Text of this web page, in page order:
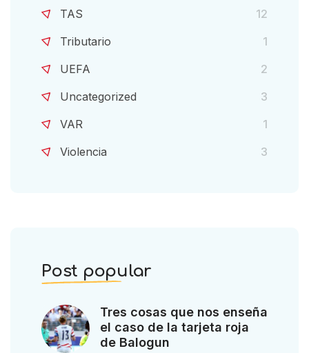
TAS
12
Tributario
1
UEFA
2
Uncategorized
3
VAR
1
Violencia
3
Post popular
Tres cosas que nos enseña
el caso de la tarjeta roja
de Balogun